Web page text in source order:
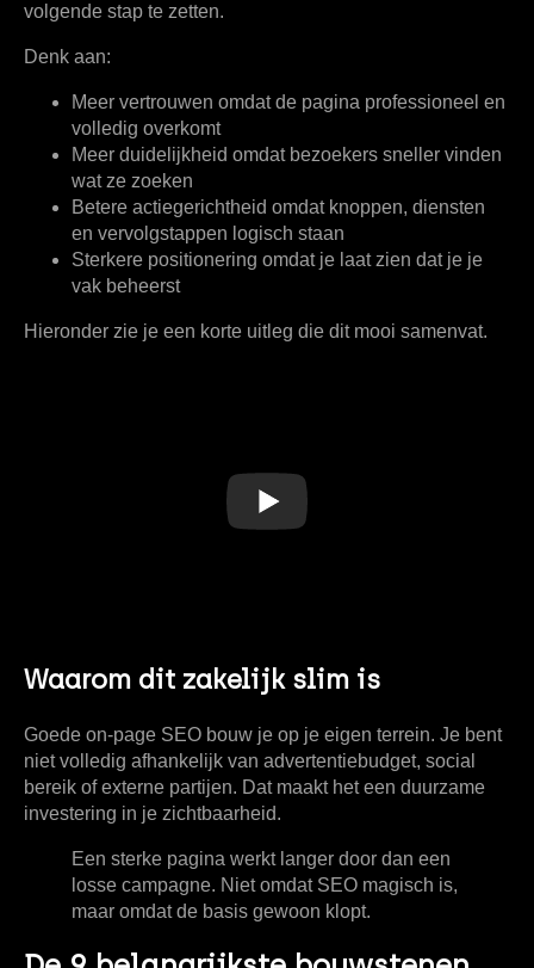
volgende stap te zetten.
Denk aan:
Meer vertrouwen omdat de pagina professioneel en
volledig overkomt
Meer duidelijkheid omdat bezoekers sneller vinden
wat ze zoeken
Betere actiegerichtheid omdat knoppen, diensten
en vervolgstappen logisch staan
Sterkere positionering omdat je laat zien dat je je
vak beheerst
Hieronder zie je een korte uitleg die dit mooi samenvat.
Waarom dit zakelijk slim is
Goede on-page SEO bouw je op je eigen terrein. Je bent
niet volledig afhankelijk van advertentiebudget, social
bereik of externe partijen. Dat maakt het een duurzame
investering in je zichtbaarheid.
Een sterke pagina werkt langer door dan een
losse campagne. Niet omdat SEO magisch is,
maar omdat de basis gewoon klopt.